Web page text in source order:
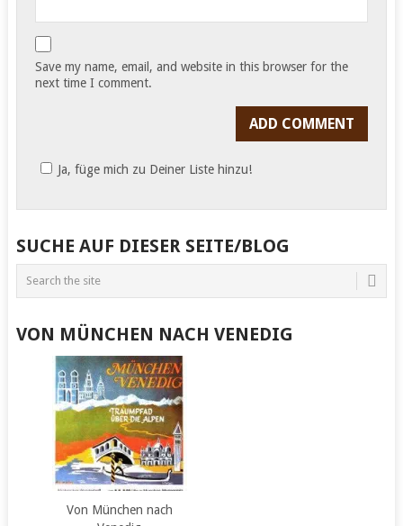
Save my name, email, and website in this browser for the
next time I comment.
Ja, füge mich zu Deiner Liste hinzu!
SUCHE AUF DIESER SEITE/BLOG
VON MÜNCHEN NACH VENEDIG
Von München nach